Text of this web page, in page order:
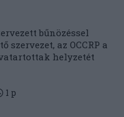
bűnözéssel
az OCCRP a
helyzetét
1 p